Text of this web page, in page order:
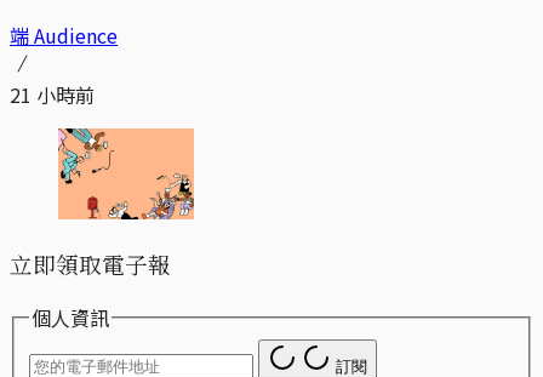
端 Audience
21 小時前
立即領取電子報
個人資訊
訂閱